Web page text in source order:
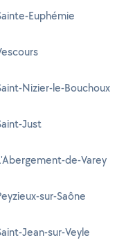
Euphémie
Nizier-le-Bouchoux
Just
de-Varey
sur-Saône
Jean-sur-Veyle